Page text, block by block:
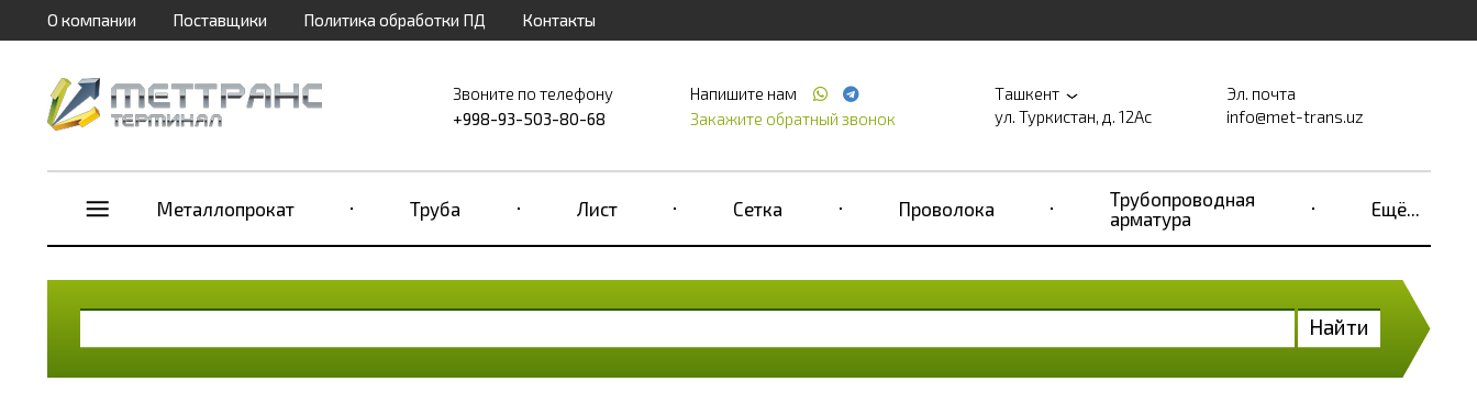
О компании Поставщики Политика обработки ПД Контакты
Звоните по телефону
+998-93-503-80-68
Напишите нам
Закажите обратный звонок
Ташкент
ул. Туркистан, д. 12Ас
Эл. почта
info@met-trans.uz
Металлопрокат Труба Лист Сетка Проволока
Трубопроводная
арматура
Ещё...
Найти